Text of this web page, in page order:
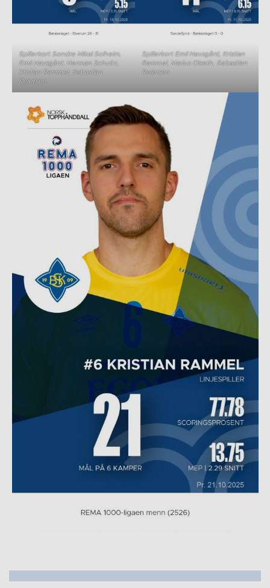
Spillerkort Sondre Mikal Solheim,
Emil Havsgård, Herman Schultz,
Kristian Rammel, Sebastian
Reiersen
Spillerkort Emil Havsgård, Kristian
Rammel, Marius Olseth, Sebastian
Reiersen